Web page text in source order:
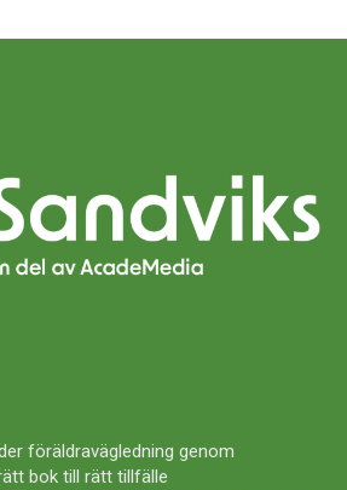
föräldravägledning genom
bok till rätt tillfälle